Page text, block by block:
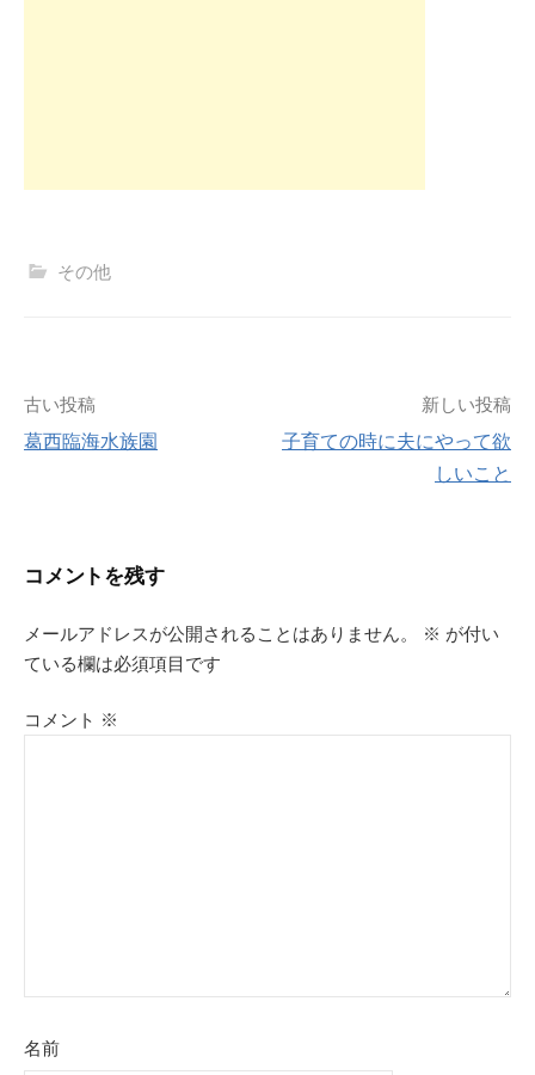
その他
投
ビ
ゲ
ー
シ
古い投稿
葛西臨海水族園
新しい投稿
子育ての時に夫にやって欲
しいこと
コメントを残す
メールアドレスが公開されることはありません。 ※ が付い
ている欄は必須項目です
コメント ※
名前